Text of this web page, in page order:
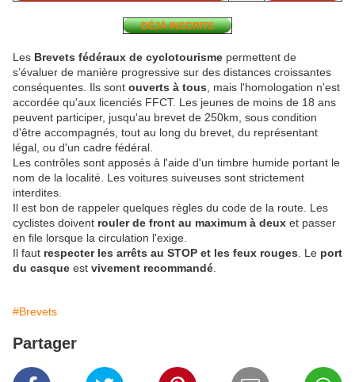
DÉJÀ INSCRITS
Les Brevets fédéraux de cyclotourisme permettent de
s’évaluer de manière progressive sur des distances croissantes
conséquentes. Ils sont ouverts à tous , mais l'homologation n'est
accordée qu'aux licenciés FFCT. Les jeunes de moins de 18 ans
peuvent participer, jusqu'au brevet de 250km, sous condition
d'être accompagnés, tout au long du brevet, du représentant
légal, ou d'un cadre fédéral.
Les contrôles sont apposés à l'aide d'un timbre humide portant le
nom de la localité. Les voitures suiveuses sont strictement
interdites.
Il est bon de rappeler quelques règles du code de la route. Les
cyclistes doivent rouler de front au maximum à deux et passer
en file lorsque la circulation l'exige.
Il faut respecter les arrêts au STOP et les feux rouges . Le port
du casque est vivement recommandé
#Brevets
Partager